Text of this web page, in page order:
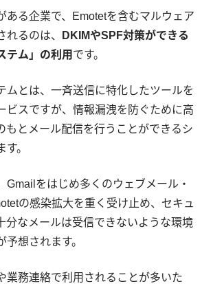
ある企業で、Emotetを含むマルウェア
れるのは、
DKIMやSPF対策ができる
テム」の利用 です。
ムとは、一斉送信に特化したツールを
ビスですが、情報漏洩を防ぐために高
もとメール配信を行うことができるシ
。
Gmailをはじめ多くのウェブメール・
の感染拡大を重く受け止め、セキュ
分なメールは受信できないような環境
予想されます。
業務連絡で利用されることが多いた